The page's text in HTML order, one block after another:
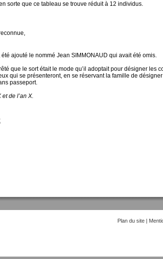
sorte que ce tableau se trouve réduit à 12 individus.
ajouté le nommé Jean SIMMONAUD qui avait été omis.
que le sort était le mode qu’il adoptait pour désigner les
qui se présenteront, en se réservant la famille de
passeport.
de l’an X.
Plan du site |